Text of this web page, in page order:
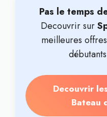
Pas le temps
Decouvrir sur
meilleures
Decouvrir
Bateau